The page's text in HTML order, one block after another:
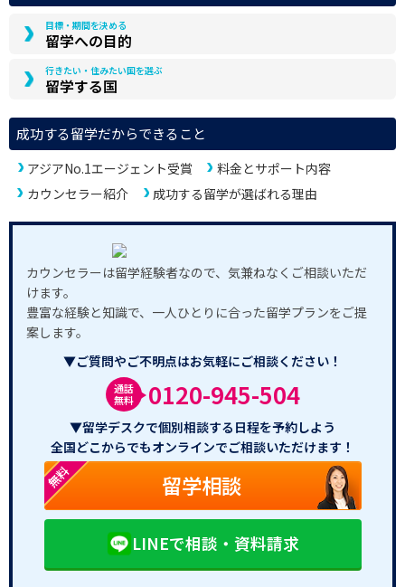
目標・期間を決める
留学への目的
行きたい・住みたい国を選ぶ
留学する国
成功する留学だからできること
アジアNo.1エージェント受賞
料金とサポート内容
カウンセラー紹介
成功する留学が選ばれる理由
カウンセラーは留学経験者なので、気兼ねなくご相談いただ
けます。
豊富な経験と知識で、一人ひとりに合った留学プランをご提
案します。
▼ご質問やご不明点はお気軽にご相談ください！
通話
無料
0120-945-504
▼留学デスクで個別相談する日程を予約しよう
全国どこからでもオンラインでご相談いただけます！
無料 留学相談
LINEで相談・資料請求